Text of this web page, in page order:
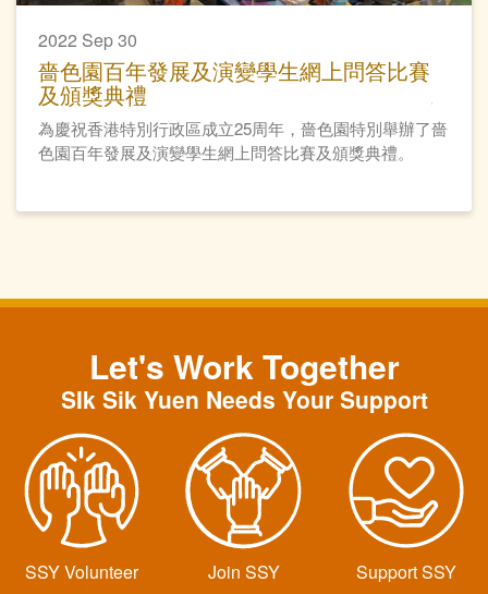
2022 Sep 30
嗇色園百年發展及演變學生網上問答比賽
及頒獎典禮
為慶祝香港特別行政區成立25周年，嗇色園特別舉辦了嗇
色園百年發展及演變學生網上問答比賽及頒獎典禮。
Let's Work Together
SIk Sik Yuen Needs Your Support
SSY Volunteer Join SSY Support SSY